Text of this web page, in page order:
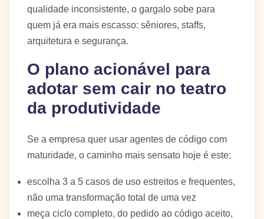
qualidade inconsistente, o gargalo sobe para
quem já era mais escasso: sêniores, staffs,
arquitetura e segurança.
O plano acionável para
adotar sem cair no teatro
da produtividade
Se a empresa quer usar agentes de código com
maturidade, o caminho mais sensato hoje é este:
escolha 3 a 5 casos de uso estreitos e frequentes,
não uma transformação total de uma vez
meça ciclo completo, do pedido ao código aceito,